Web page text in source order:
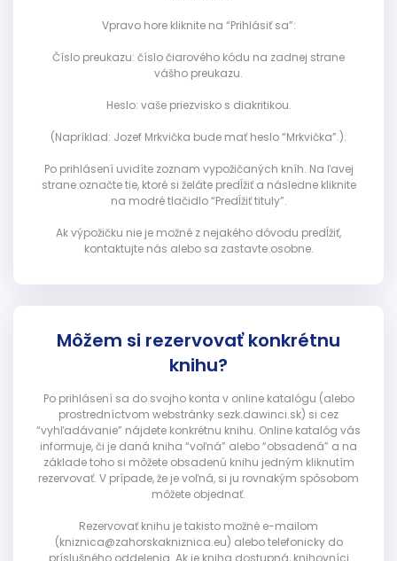
Vpravo hore kliknite na “Prihlásiť sa”:
Číslo preukazu: číslo čiarového kódu na zadnej strane
vášho preukazu.
Heslo: vaše priezvisko s diakritikou.
(Napríklad: Jozef Mrkvička bude mať heslo “Mrkvička”.).
Po prihlásení uvidíte zoznam vypožičaných kníh. Na ľavej
strane označte tie, ktoré si želáte predĺžiť a následne kliknite
na modré tlačidlo “Predĺžiť tituly”.
Ak výpožičku nie je možné z nejakého dôvodu predĺžiť,
kontaktujte nás alebo sa zastavte osobne.
Môžem si rezervovať konkrétnu
knihu?
Po prihlásení sa do svojho konta v online katalógu (alebo
prostredníctvom webstránky sezk.dawinci.sk) si cez
“vyhľadávanie” nájdete konkrétnu knihu. Online katalóg vás
informuje, či je daná kniha “voľná” alebo “obsadená” a na
základe toho si môžete obsadenú knihu jedným kliknutím
rezervovať. V prípade, že je voľná, si ju rovnakým spôsobom
môžete objednať.
Rezervovať knihu je takisto možné e-mailom
(kniznica@zahorskakniznica.eu) alebo telefonicky do